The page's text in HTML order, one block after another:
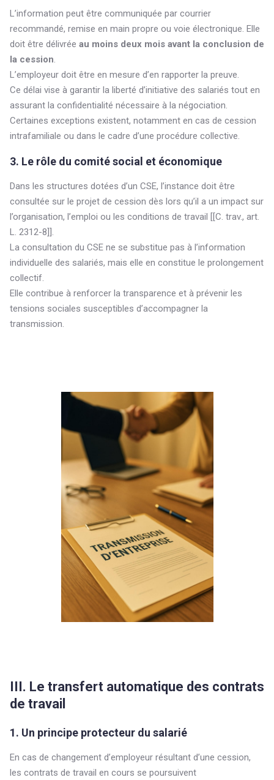
L’information peut être communiquée par courrier
recommandé, remise en main propre ou voie électronique. Elle
doit être délivrée au moins deux mois avant la conclusion de
la cession.
L’employeur doit être en mesure d’en rapporter la preuve.
Ce délai vise à garantir la liberté d’initiative des salariés tout en
assurant la confidentialité nécessaire à la négociation.
Certaines exceptions existent, notamment en cas de cession
intrafamiliale ou dans le cadre d’une procédure collective.
3. Le rôle du comité social et économique
Dans les structures dotées d’un CSE, l’instance doit être
consultée sur le projet de cession dès lors qu’il a un impact sur
l’organisation, l’emploi ou les conditions de travail [[C. trav., art.
L. 2312-8]].
La consultation du CSE ne se substitue pas à l’information
individuelle des salariés, mais elle en constitue le prolongement
collectif.
Elle contribue à renforcer la transparence et à prévenir les
tensions sociales susceptibles d’accompagner la
transmission.
III. Le transfert automatique des contrats
de travail
1. Un principe protecteur du salarié
En cas de changement d’employeur résultant d’une cession,
les contrats de travail en cours se poursuivent